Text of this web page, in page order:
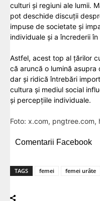
culturi și regiuni ale lumii.
pot deschide discuții
impuse de societate și
individuale și a încrederii în
Astfel, acest top al țărilor
că aruncă o lumină
dar și ridică întrebări
cultura și mediul social
și percepțiile individuale.
Foto: x.com, pngtree.com,
Comentarii Facebook
TAGS femei femei urâte